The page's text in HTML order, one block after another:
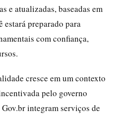
e atualizadas, baseadas em
preparado para
com confiança,
cresce em um contexto
pelo governo
integram serviços de